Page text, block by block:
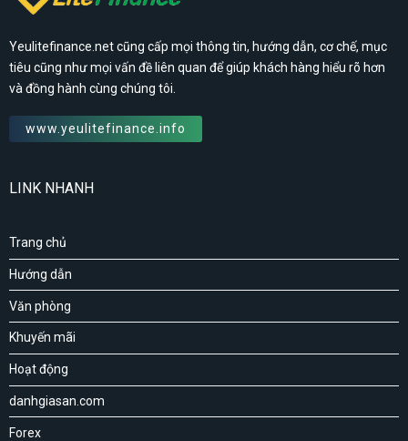
Yeulitefinance.net cũng cấp mọi thông tin, hướng dẫn, cơ chế, mục
tiêu cũng như mọi vấn đề liên quan để giúp khách hàng hiểu rõ hơn
và đồng hành cùng chúng tôi.
www.yeulitefinance.info
LINK NHANH
Trang chủ
Hướng dẫn
Văn phòng
Khuyến mãi
Hoạt động
danhgiasan.com
Forex